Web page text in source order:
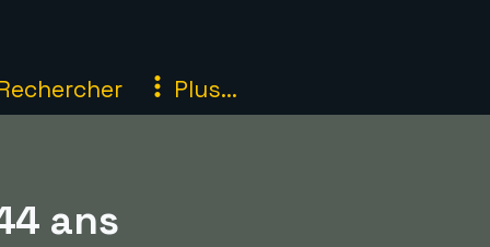
Plus...
ans